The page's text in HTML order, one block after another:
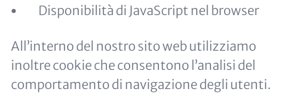
Disponibilità di JavaScript nel browser
All’interno del nostro sito web utilizziamo
inoltre cookie che consentono l’analisi del
comportamento di navigazione degli utenti.